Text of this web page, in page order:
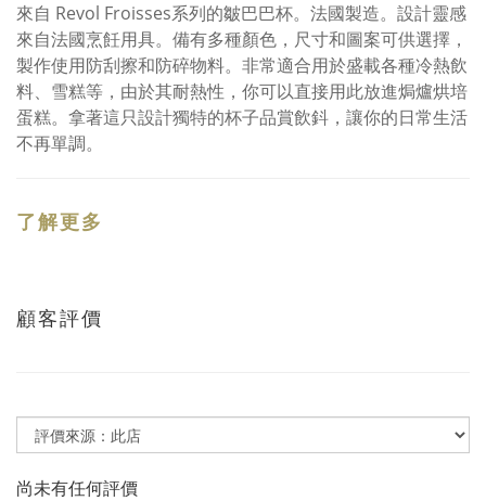
來自 Revol Froisses系列的皺巴巴杯。法國製造。設計靈感
來自法國烹飪用具。備有多種顏色，尺寸和圖案可供選擇，
製作使用防刮擦和防碎物料。非常適合用於盛載各種冷熱飲
料、雪糕等，由於其耐熱性，你可以直接用此放進焗爐烘培
蛋糕。拿著這只設計獨特的杯子品賞飲鈄，讓你的日常生活
不再單調。
了解更多
顧客評價
尚未有任何評價